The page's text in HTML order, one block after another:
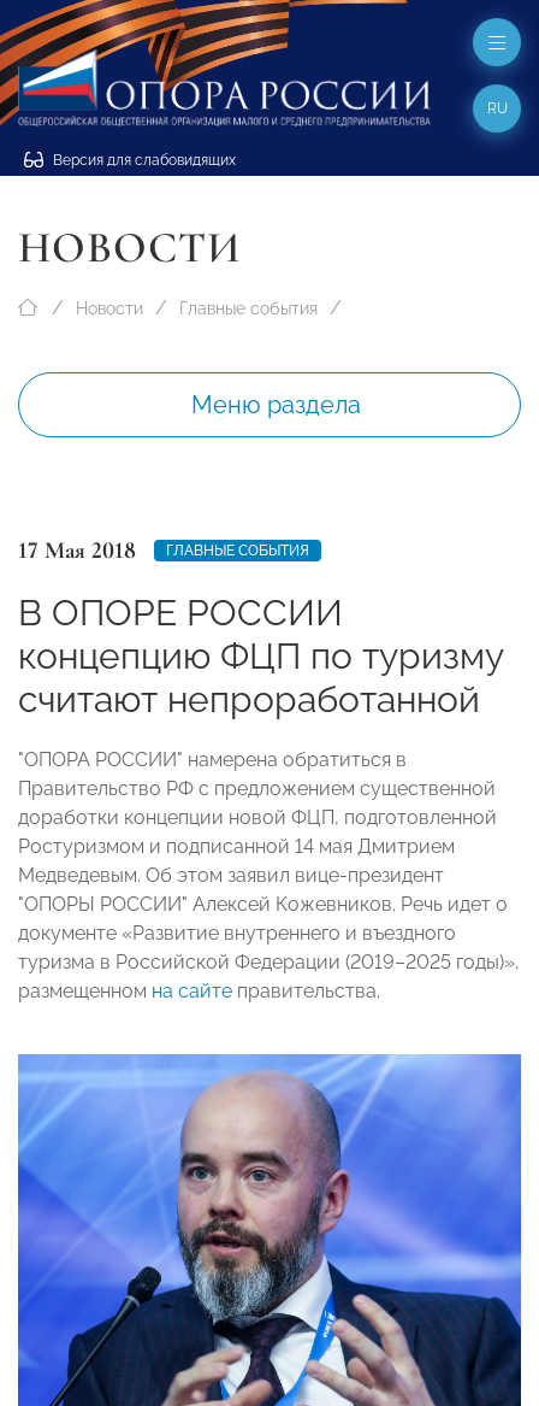
Версия для слабовидящих
RU
НОВОСТИ
Новости Главные события
Меню раздела
17 Мая 2018 ГЛАВНЫЕ СОБЫТИЯ
В ОПОРЕ РОССИИ
концепцию ФЦП по туризму
считают непроработанной
"ОПОРА РОССИИ" намерена обратиться в
Правительство РФ с предложением существенной
доработки концепции новой ФЦП, подготовленной
Ростуризмом и подписанной 14 мая Дмитрием
Медведевым. Об этом заявил вице-президент
"ОПОРЫ РОССИИ" Алексей Кожевников. Речь идет о
документе «Развитие внутреннего и въездного
туризма в Российской Федерации (2019–2025 годы)»,
размещенном на сайте правительства.